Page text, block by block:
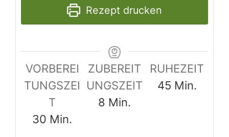
Rezept drucken
VORBEREI
TUNGSZEI
T
30 Minuten
Min.
ZUBEREIT
UNGSZEIT
8 Minuten
Min.
RUHEZEIT
45Minuten
Min.